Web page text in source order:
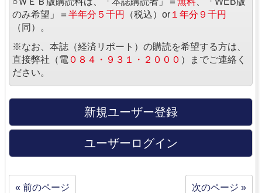
のみ希望」＝ 半年分５千円 （税込）or １年分９千円
（同）。
※なお、本誌（経済リポート）の購読を希望する方は、
直接弊社（電 ０８４・９３１・２０００ ）までご連絡く
ださい。
新規ユーザー登録
ユーザーログイン
« 前のページ 次のページ »